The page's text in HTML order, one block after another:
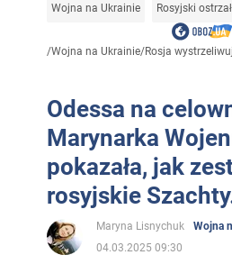
Wojna na Ukrainie Rosyjski ostrzał
/Wojna na Ukrainie/Rosja
Odessa na
Marynarka
pokazała, jak
rosyjskie
Maryna Lisnychuk
Wojna
04.03.2025 09:30